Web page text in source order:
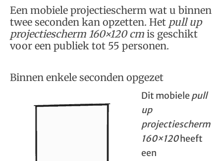
Een mobiele projectiescherm wat u binnen
twee seconden kan opzetten. Het pull up
projectiescherm 160×120 cm is geschikt
voor een publiek tot 55 personen.
Binnen enkele seconden opgezet
Dit mobielepull
up
projectiescherm
160×120heeft
een